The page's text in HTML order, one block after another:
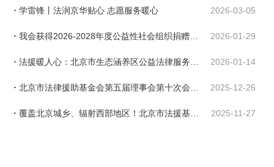
学雷锋丨法润京华贴心 志愿服务暖心 2026-03-05
我会获得2026-2028年度公益性社会组织捐赠税前扣除资格 2026-01-29
2026-01-14
2025-12-26
覆盖北京城乡、辐射西部地区！北京市法援基金会建好法律帮扶网络 2025-11-27